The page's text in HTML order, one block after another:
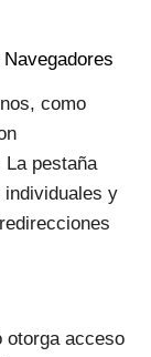
como
La pestaña
individuales y
otorga acceso